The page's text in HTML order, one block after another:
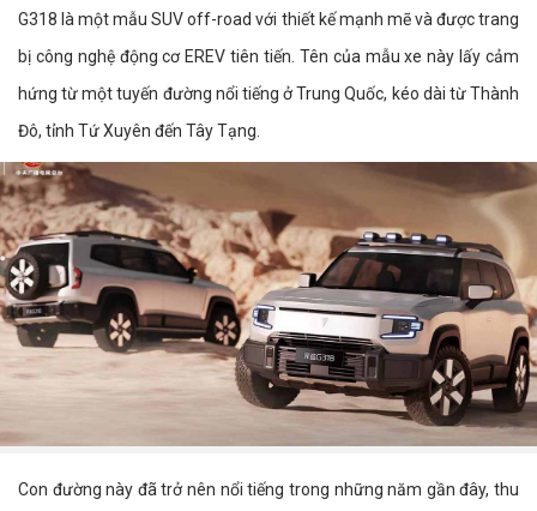
G318 là một mẫu SUV off-road với thiết kế mạnh mẽ và được trang
bị công nghệ động cơ EREV tiên tiến. Tên của mẫu xe này lấy cảm
hứng từ một tuyến đường nổi tiếng ở Trung Quốc, kéo dài từ Thành
Đô, tỉnh Tứ Xuyên đến Tây Tạng.
Con đường này đã trở nên nổi tiếng trong những năm gần đây, thu